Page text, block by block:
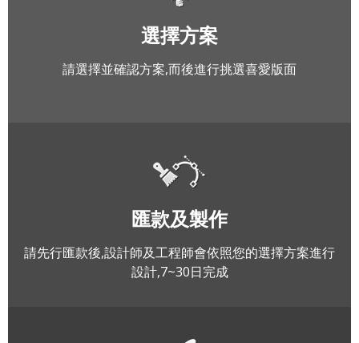
選擇方案
請選擇並確認方案,而後進行挑選喜愛版面
匯款及製作
請先行匯款後,設計師及工程師會依照您的選擇方案進行
設計,7~30日完成